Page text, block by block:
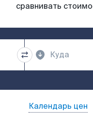
сравнивать
Календарь цен